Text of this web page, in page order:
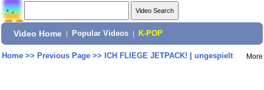
Video Home Popular Videos K-POP
Home>> Previous Page>> ICH FLIEGE JETPACK! | ungespielt More